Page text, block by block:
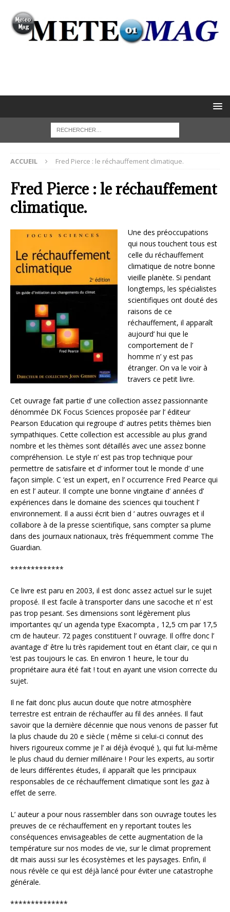
ACCUEIL Fred Pierce : le réchauffement climatique.
Fred Pierce : le réchauffement
climatique.
Une des préoccupations
qui nous touchent tous est
celle du réchauffement
climatique de notre bonne
vieille planète. Si pendant
longtemps, les spécialistes
scientifiques ont douté des
raisons de ce
réchauffement, il apparaît
aujourd’ hui que le
comportement de l’
homme n’ y est pas
étranger. On va le voir à
travers ce petit livre.
Cet ouvrage fait partie d’ une collection assez passionnante
dénommée DK Focus Sciences proposée par l’ éditeur
Pearson Education qui regroupe d’ autres petits thèmes bien
sympathiques. Cette collection est accessible au plus grand
nombre et les thèmes sont détaillés avec une assez bonne
compréhension. Le style n’ est pas trop technique pour
permettre de satisfaire et d’ informer tout le monde d’ une
façon simple. C ‘est un expert, en l’ occurrence Fred Pearce qui
en est l’ auteur. Il compte une bonne vingtaine d’ années d’
expériences dans le domaine des sciences qui touchent l’
environnement. Il a aussi écrit bien d ‘ autres ouvrages et il
collabore à de la presse scientifique, sans compter sa plume
dans des journaux nationaux, très fréquemment comme The
Guardian.
*************
Ce livre est paru en 2003, il est donc assez actuel sur le sujet
proposé. Il est facile à transporter dans une sacoche et n’ est
pas trop pesant. Ses dimensions sont légèrement plus
importantes qu’ un agenda type Exacompta , 12,5 cm par 17,5
cm de hauteur. 72 pages constituent l’ ouvrage. Il offre donc l’
avantage d’ être lu très rapidement tout en étant clair, ce qui n
‘est pas toujours le cas. En environ 1 heure, le tour du
propriétaire aura été fait ! tout en ayant une vision correcte du
sujet.
Il ne fait donc plus aucun doute que notre atmosphère
terrestre est entrain de réchauffer au fil des années. Il faut
savoir que la dernière décennie que nous venons de passer fut
la plus chaude du 20 e siècle ( même si celui-ci connut des
hivers rigoureux comme je l’ ai déjà évoqué ), qui fut lui-même
le plus chaud du dernier millénaire ! Pour les experts, au sortir
de leurs différentes études, il apparaît que les principaux
responsables de ce réchauffement climatique sont les gaz à
effet de serre.
L’ auteur a pour nous rassembler dans son ouvrage toutes les
preuves de ce réchauffement en y reportant toutes les
conséquences envisageables de cette augmentation de la
température sur nos modes de vie, sur le climat proprement
dit mais aussi sur les écosystèmes et les paysages. Enfin, il
nous révèle ce qui est déjà lancé pour éviter une catastrophe
générale.
**************